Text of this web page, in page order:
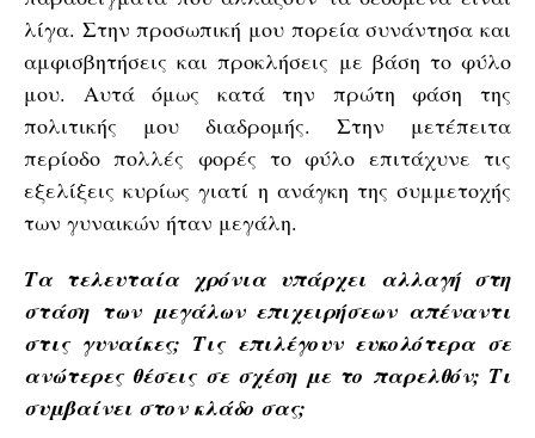
λίγα. Στην προσωπική μου πορεία συνάντησα και
αμφισβητήσεις και προκλήσεις με βάση το φύλο
μου. Αυτά όμως κατά την πρώτη φάση της
πολιτικής μου διαδρομής. Στην μετέπειτα
περίοδο πολλές φορές το φύλο επιτάχυνε τις
εξελίξεις κυρίως γιατί η ανάγκη της συμμετοχής
των γυναικών ήταν μεγάλη.
Τα τελευταία χρόνια υπάρχει αλλαγή στη
στάση των μεγάλων επιχειρήσεων απέναντι
στις γυναίκες; Τις επιλέγουν ευκολότερα σε
ανώτερες θέσεις σε σχέση με το παρελθόν; Τι
συμβαίνει στον κλάδο σας;